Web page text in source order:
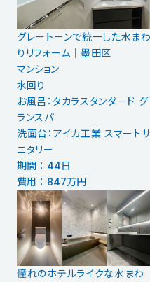
グレートーンで統一した水まわ
りリフォーム｜墨田区
マンション
水回り
お風呂：タカラスタンダード グ
ランスパ
洗面台：アイカ工業 スマートサ
ニタリー
期間 ： 44日
費用 ： 847万円
憧れのホテルライクな水まわ